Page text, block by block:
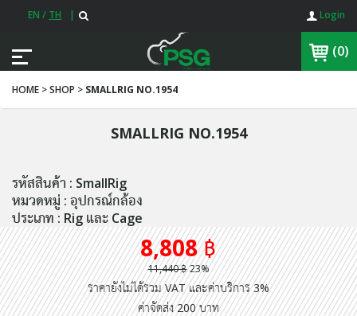
EN / TH | Login
(0)
HOME > SHOP > SMALLRIG NO.1954
SMALLRIG NO.1954
รหัสสินค้า : SmallRig
หมวดหมู่ : อุปกรณ์กล้อง
ประเภท : Rig และ Cage
8,808 ฿
11,440 ฿23%
ราคายังไม่ได้รวม VAT และค่าบริการ 3%
ค่าจัดส่ง 200 บาท